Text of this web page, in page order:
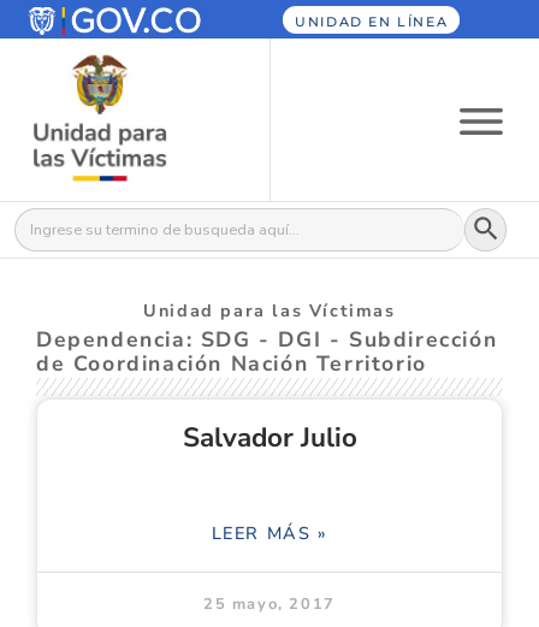
UNIDAD EN LÍNEA
Buscar: Botón
Unidad para las Víctimas
Dependencia: SDG - DGI - Subdirección
de Coordinación Nación Territorio
Salvador Julio
LEER MÁS »
25 mayo, 2017